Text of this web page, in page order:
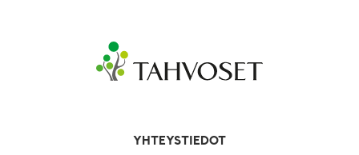
YHTEYSTIEDOT